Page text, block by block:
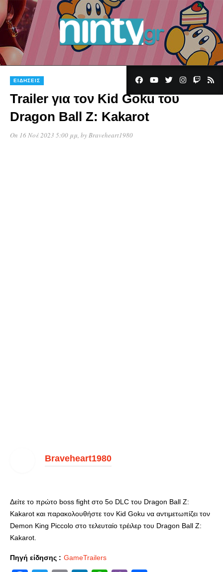
ΕΙΔΉΣΕΙΣ
Trailer για τον Kid Goku του
Dragon Ball Z: Kakarot
On 16 Νοέ 2023 5:00 μμ, byBraveheart1980
Braveheart1980
Δείτε το πρώτο boss fight στο 5o DLC του Dragon Ball Z:
Kakarot και παρακολουθήστε τον Kid Goku να αντιμετωπίζει τον
Demon King Piccolo στο τελευταίο τρέιλερ του Dragon Ball Z:
Kakarot.
Πηγή είδησης : GameTrailers